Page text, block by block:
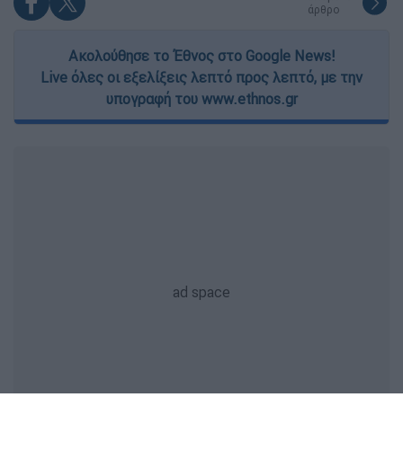
user protection.
άρθρο
Ακολούθησε το Έθνος στο Google News!
Live όλες οι εξελίξεις λεπτό προς λεπτό, με την
υπογραφή του www.ethnos.gr